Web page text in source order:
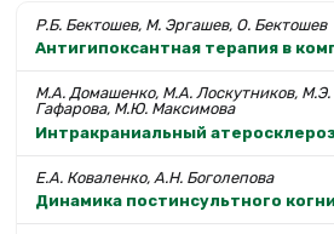
Р.Б. Бектошев, М. Эргашев, О. Бектошев
Антигипоксантная терапия в
М.А. Домашенко, М.А. Лоскутников, М.Э.
Гафарова, М.Ю. Максимова
Интракраниальный
Е.А. Коваленко, А.Н. Боголепова
Динамика постинсультного